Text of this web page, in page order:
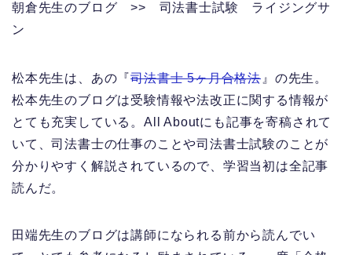
朝倉先生のブログ >> 司法書士試験 ライジングサ
ン
松本先生は、あの『司法書士 5ヶ月合格法 』の先生。
松本先生のブログは受験情報や法改正に関する情報が
とても充実している。All Aboutにも記事を寄稿されて
いて、司法書士の仕事のことや司法書士試験のことが
分かりやすく解説されているので、学習当初は全記事
読んだ。
田端先生のブログは講師になられる前から読んでい